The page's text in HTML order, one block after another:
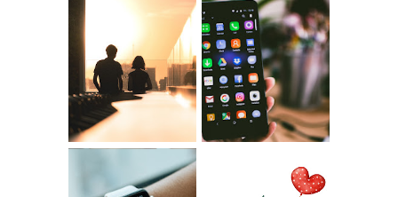
KONTAKT KONTAKTLISTA